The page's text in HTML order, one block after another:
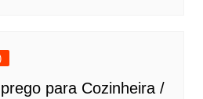
para Cozinheira /